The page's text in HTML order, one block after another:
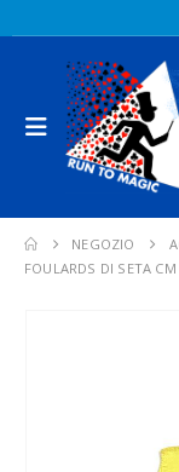
NEGOZIO
FOULARDS DI SETA